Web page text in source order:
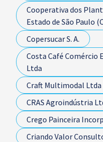
Cooperativa dos
Estado de São Paulo
Copersucar S. A.
Costa Café
Ltda
Craft Multimodal Ltda
CRAS Agroindústria
Crego Painceira
Criando Valor